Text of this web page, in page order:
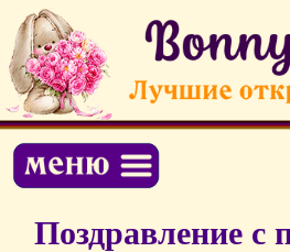
Поздравление с